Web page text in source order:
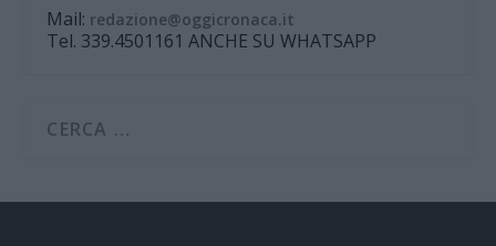
Mail: redazione@oggicronaca.it
Tel. 339.4501161 ANCHE SU WHATSAPP